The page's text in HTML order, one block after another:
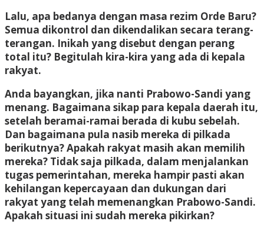
Lalu, apa bedanya dengan masa rezim Orde Baru?
Semua dikontrol dan dikendalikan secara terang-
terangan. Inikah yang disebut dengan perang
total itu? Begitulah kira-kira yang ada di kepala
rakyat.
Anda bayangkan, jika nanti Prabowo-Sandi yang
menang. Bagaimana sikap para kepala daerah itu,
setelah beramai-ramai berada di kubu sebelah.
Dan bagaimana pula nasib mereka di pilkada
berikutnya? Apakah rakyat masih akan memilih
mereka? Tidak saja pilkada, dalam menjalankan
tugas pemerintahan, mereka hampir pasti akan
kehilangan kepercayaan dan dukungan dari
rakyat yang telah memenangkan Prabowo-Sandi.
Apakah situasi ini sudah mereka pikirkan?